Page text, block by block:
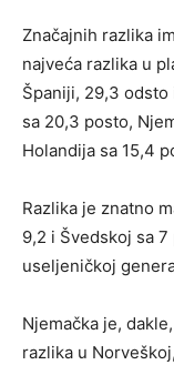
Značajnih razlika
najveća razlika u
Španiji, 29,3 odsto
sa 20,3 posto,
Holandija sa 15,4
Razlika je znatno
9,2 i Švedskoj sa
useljeničkoj
Njemačka je,
razlika u